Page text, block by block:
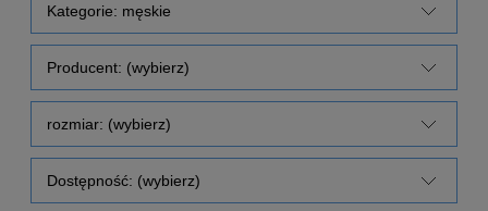
Kategorie: męskie
Producent: (wybierz)
rozmiar: (wybierz)
Dostępność: (wybierz)